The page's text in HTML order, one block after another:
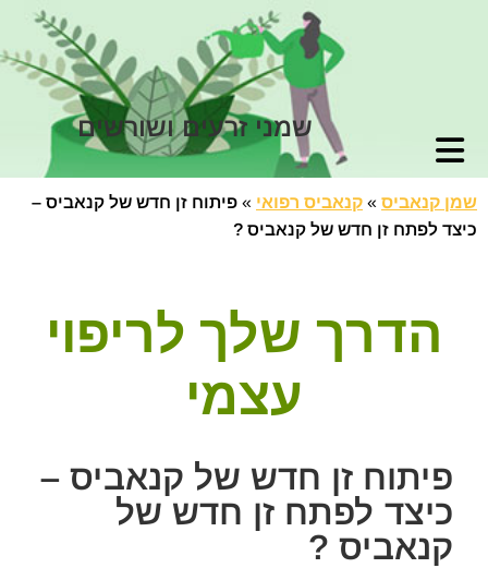
שמני זרעים ושורשים
שמן קנאביס » קנאביס רפואי » פיתוח זן חדש של קנאביס –
כיצד לפתח זן חדש של קנאביס ?
הדרך שלך לריפוי
עצמי
פיתוח זן חדש של קנאביס –
כיצד לפתח זן חדש של
קנאביס ?